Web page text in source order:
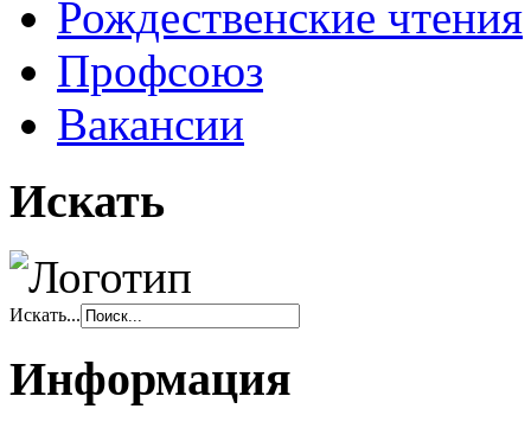
Рождественские чтения
Профсоюз
Вакансии
Искать
Искать...
Информация